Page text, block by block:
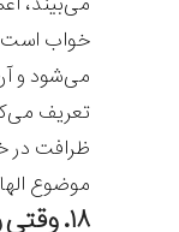
خواب است
می‌شود و
تعریف
ظرافت در
موضوع
۱۸.